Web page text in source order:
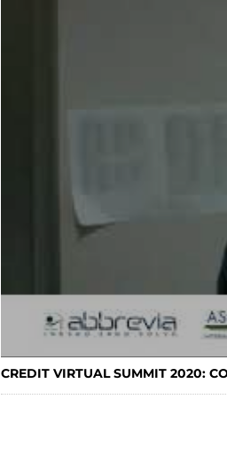
CREDIT VIRTUAL SUMMIT 2020: